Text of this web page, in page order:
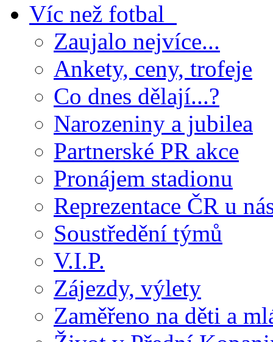
Víc než fotbal
Zaujalo nejvíce...
Ankety, ceny, trofeje
Co dnes dělají...?
Narozeniny a jubilea
Partnerské PR akce
Pronájem stadionu
Reprezentace ČR u
Soustředění týmů
V.I.P.
Zájezdy, výlety
Zaměřeno na děti a